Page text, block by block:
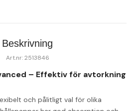
Beskrivning
Art.nr: 2513846
– Effektiv för avtorkning
och pålitligt val för olika